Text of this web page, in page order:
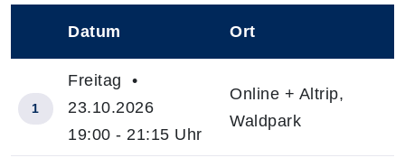
Datum Ort
1
Freitag •
23.10.2026
19:00 - 21:15 Uhr
Online + Altrip,
Waldpark